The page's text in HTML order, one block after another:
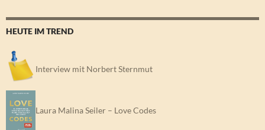
HEUTE IM TREND
Interview mit Norbert Sternmut
Laura Malina Seiler – Love Codes